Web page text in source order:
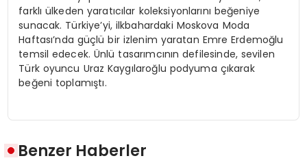
farklı ülkeden yaratıcılar koleksiyonlarını beğeniye
sunacak. Türkiye’yi, ilkbahardaki Moskova Moda
Haftası’nda güçlü bir izlenim yaratan Emre Erdemoğlu
temsil edecek. Ünlü tasarımcının defilesinde, sevilen
Türk oyuncu Uraz Kaygılaroğlu podyuma çıkarak
beğeni toplamıştı.
Benzer Haberler